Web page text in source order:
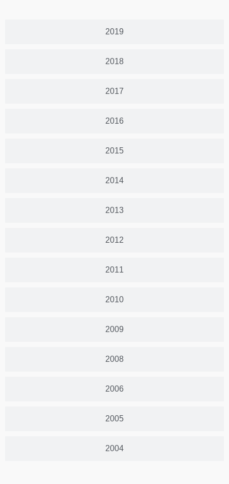
2019
2018
2017
2016
2015
2014
2013
2012
2011
2010
2009
2008
2006
2005
2004